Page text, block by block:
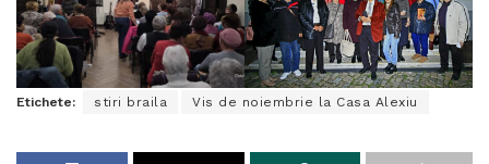
Etichete: stiri braila Vis de noiembrie la Casa Alexiu